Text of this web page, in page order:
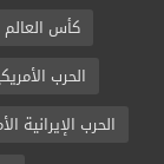
كأس العالم 2026
الحرب
الحرب الإيرانية